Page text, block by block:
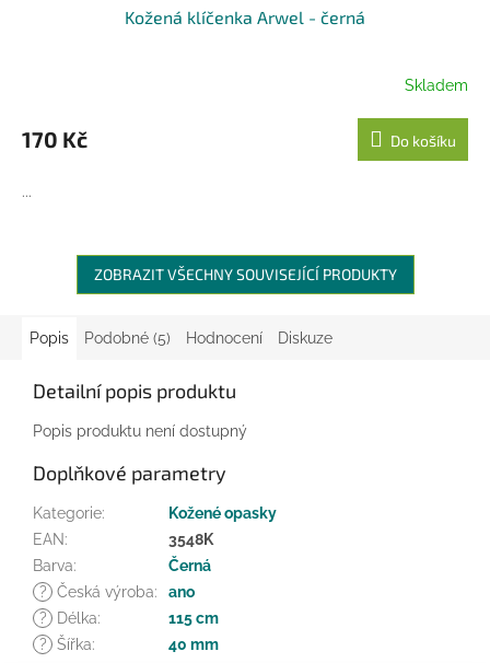
Kožená klíčenka Arwel - černá
Skladem
170 Kč Do košíku
...
ZOBRAZIT VŠECHNY SOUVISEJÍCÍ PRODUKTY
Popis Podobné (5) Hodnocení Diskuze
Detailní popis produktu
Popis produktu není dostupný
Doplňkové parametry
Kategorie:
Kožené opasky
EAN:
3548K
Barva:
Černá
?
Česká výroba:
ano
?
Délka:
115 cm
?
Šířka: 40 mm